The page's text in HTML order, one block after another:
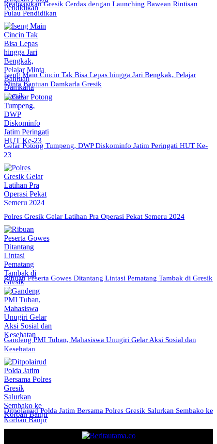
Realisasikan Gresik Cerdas dengan Launching Bawean Rintisan
Pulau Pendidikan
Iseng Main Cincin Tak Bisa Lepas hingga Jari Bengkak, Pelajar
Minta Bantuan Damkarla Gresik
Gelar Potong Tumpeng, DWP Diskominfo Jatim Peringati HUT Ke-
23
Polres Gresik Gelar Latihan Pra Operasi Pekat Semeru 2024
Ribuan Peserta Gowes Ditantang Lintasi Pematang Tambak di Gresik
Gandeng PMI Tuban, Mahasiswa Unugiri Gelar Aksi Sosial dan
Kesehatan
Ditpolairud Polda Jatim Bersama Polres Gresik Salurkan Sembako ke
Korban Banjir